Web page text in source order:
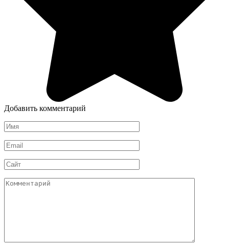
Добавить комментарий
Имя
*
Email
*
Сайт
Комментарий